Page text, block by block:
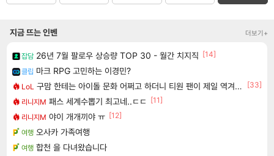
지금 뜨는 인벤 더보기+
잡담 26년 7월 팔로우 상승량 TOP 30 - 월간 치지직 [14]
클립 마크 RPG 고민하는 이경민?
LoL 구맘 한테는 아이돌 문화 어쩌고 하더니 티원 팬이 제일 역겨움 그냥
[33]
리니지M 패스 세계수뽑기 최고네..ㄷㄷ
[11]
리니지M 야이 개개끼야 ㅠ [12]
여행 오사카 가족여행
여행 합천 을 다녀왔습니다